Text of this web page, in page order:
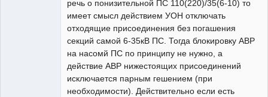
речь о понизительной ПС 110(220)/35(6-10) то
имеет смысл действием УОН отключать
отходящие присоединения без погашения
секций самой 6-35кВ ПС. Тогда блокировку АВР
на насомй ПС по принципу не нужно, а
действие АВР нижестоящих присоединений
исключается парным гешением (при
необходимости). Действительно если есть